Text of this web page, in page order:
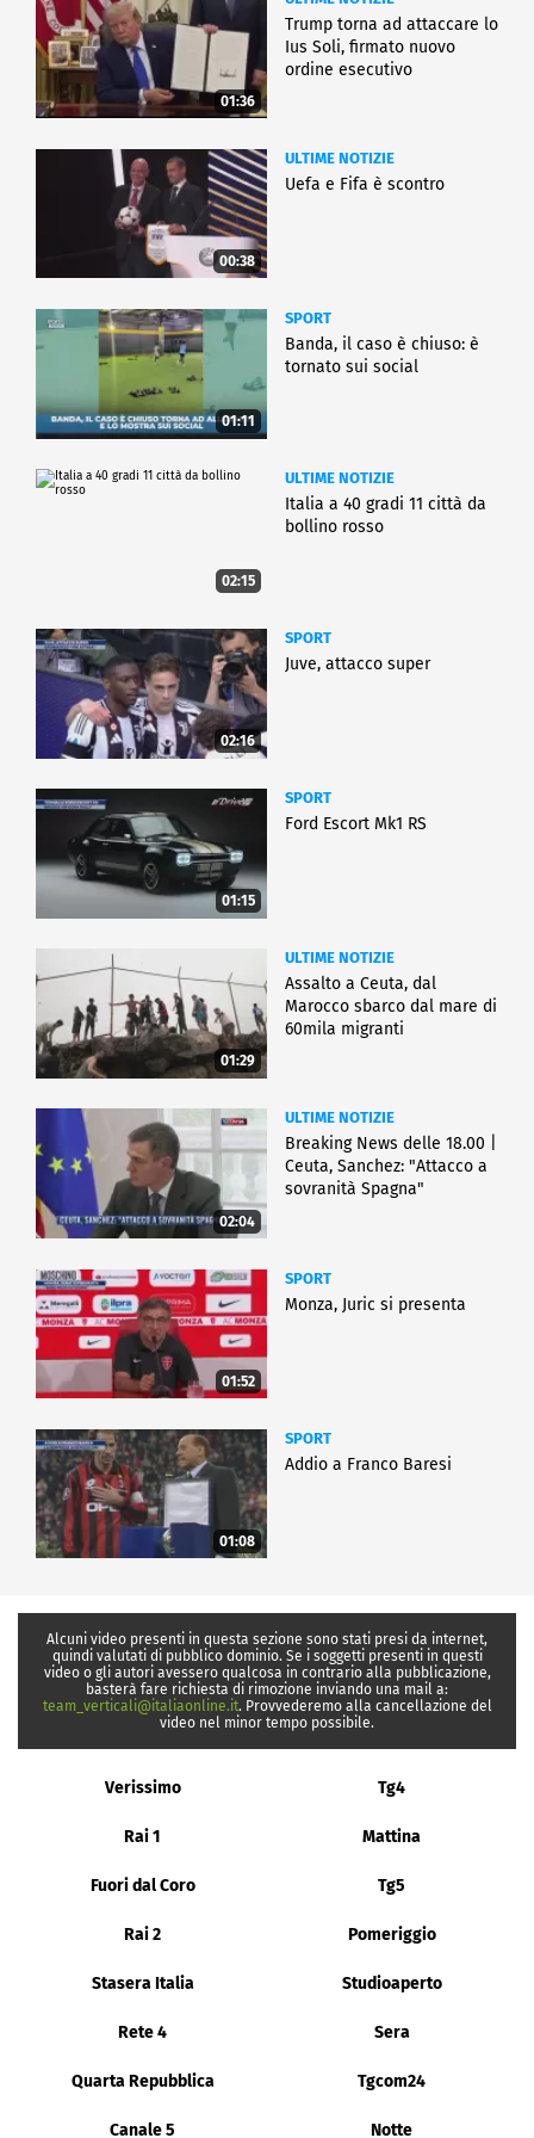
01:36
Trump torna ad attaccare lo
Ius Soli, firmato nuovo
ordine esecutivo
00:38
ULTIME NOTIZIE
Uefa e Fifa è scontro
01:11
SPORT
Banda, il caso è chiuso: è
tornato sui social
02:15
ULTIME NOTIZIE
Italia a 40 gradi 11 città da
bollino rosso
02:16
SPORT
Juve, attacco super
01:15
SPORT
Ford Escort Mk1 RS
01:29
ULTIME NOTIZIE
Assalto a Ceuta, dal
Marocco sbarco dal mare di
60mila migranti
02:04
ULTIME NOTIZIE
Breaking News delle 18.00 |
Ceuta, Sanchez: "Attacco a
sovranità Spagna"
01:52
SPORT
Monza, Juric si presenta
01:08
SPORT
Addio a Franco Baresi
Alcuni video presenti in questa sezione sono stati presi da internet,
quindi valutati di pubblico dominio. Se i soggetti presenti in questi
video o gli autori avessero qualcosa in contrario alla pubblicazione,
basterà fare richiesta di rimozione inviando una mail a:
team_verticali@italiaonline.it. Provvederemo alla cancellazione del
video nel minor tempo possibile.
Verissimo Tg4
Rai 1 Mattina
Fuori dal Coro Tg5
Rai 2 Pomeriggio
Stasera Italia Studioaperto
Rete 4 Sera
Quarta Repubblica Tgcom24
Canale 5 Notte